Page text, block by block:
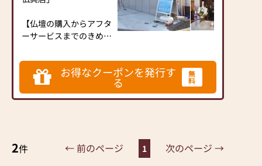
気軽にご相談ください。
店内にはお仏壇・お仏
念珠等、豊富にご用意し
ております。1,000種類
以上の組み合わせの中か
らお客様に合ったお仏
≪「カリモク家具」との
【仏壇の購入からアフタ
ーサービスまでのきめ細
当店は、皆様に喜んでい
ただけるよう真心をこめ
たサービスを実施してお
先祖さまを敬う気持ち
お得なクーポンを発行す
る
無
料
2件 ← 前のページ 1 次のページ →